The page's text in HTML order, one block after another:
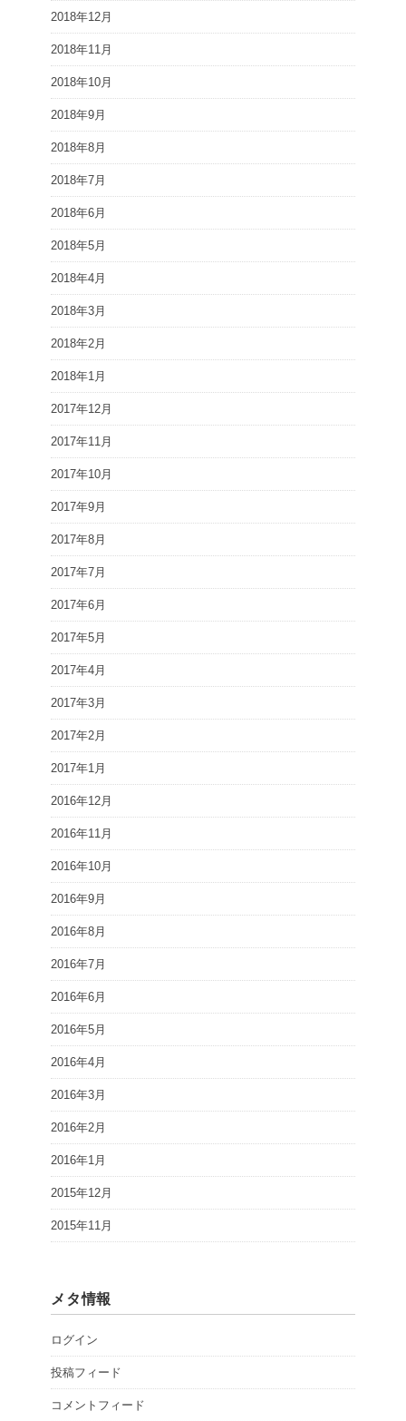
2018年12月
2018年11月
2018年10月
2018年9月
2018年8月
2018年7月
2018年6月
2018年5月
2018年4月
2018年3月
2018年2月
2018年1月
2017年12月
2017年11月
2017年10月
2017年9月
2017年8月
2017年7月
2017年6月
2017年5月
2017年4月
2017年3月
2017年2月
2017年1月
2016年12月
2016年11月
2016年10月
2016年9月
2016年8月
2016年7月
2016年6月
2016年5月
2016年4月
2016年3月
2016年2月
2016年1月
2015年12月
2015年11月
メタ情報
ログイン
投稿フィード
コメントフィード